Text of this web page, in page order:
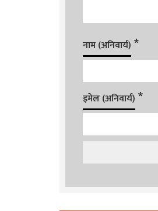
नाम (अनिवार्य) *
इमेल (अनिवार्य) *